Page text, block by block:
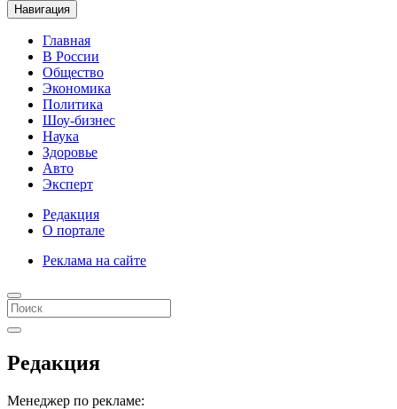
Навигация
Главная
В России
Общество
Экономика
Политика
Шоу-бизнес
Наука
Здоровье
Авто
Эксперт
Редакция
О портале
Реклама на сайте
Редакция
Менеджер по рекламе: